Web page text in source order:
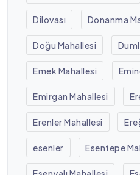
Dilovası Donanma
Doğu Mahallesi
Emek Mahallesi
Emirgan Mahallesi
Erenler Mahallesi
esenler Esentepe